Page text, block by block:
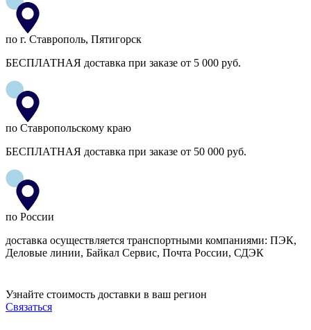
по г. Ставрополь, Пятигорск
БЕСПЛАТНАЯ доставка при заказе от 5 000 руб.
по Ставропольскому краю
БЕСПЛАТНАЯ доставка при заказе от 50 000 руб.
по России
доставка осуществляется транспортными компаниями: ПЭК,
Деловые линии, Байкал Сервис, Почта России, СДЭК
Узнайте стоимость доставки в ваш регион
Связаться